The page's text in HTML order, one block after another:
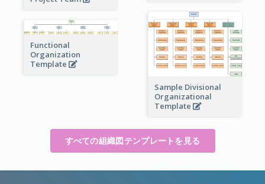
Sample Divisional
Organizational
Template
Functional
Organization
Template
すべての組織図テンプレートを見る